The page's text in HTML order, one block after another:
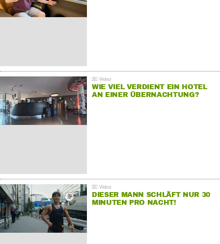
WIE VIEL VERDIENT EIN HOTEL
AN EINER ÜBERNACHTUNG?
DIESER MANN SCHLÄFT NUR 30
MINUTEN PRO NACHT!